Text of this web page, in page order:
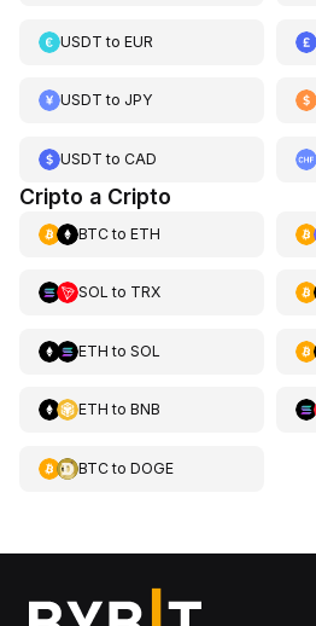
USDT to EUR
USDT to JPY
USDT to CAD
Cripto a Cripto
BTCto ETH
SOL to TRX
ETH to SOL
ETH to BNB
BTCto DOGE